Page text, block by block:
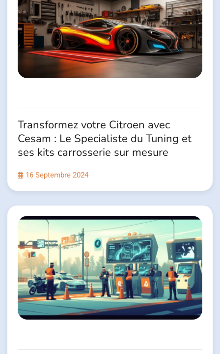
Transformez votre Citroen avec
Cesam : Le Specialiste du Tuning et
ses kits carrosserie sur mesure
16 Septembre 2024